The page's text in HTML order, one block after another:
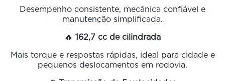
Desempenho consistente, mecânica confiável e
manutenção simplificada.
🔥 162,7 cc de cilindrada
Mais torque e respostas rápidas, ideal para cidade e
pequenos deslocamentos em rodovia.